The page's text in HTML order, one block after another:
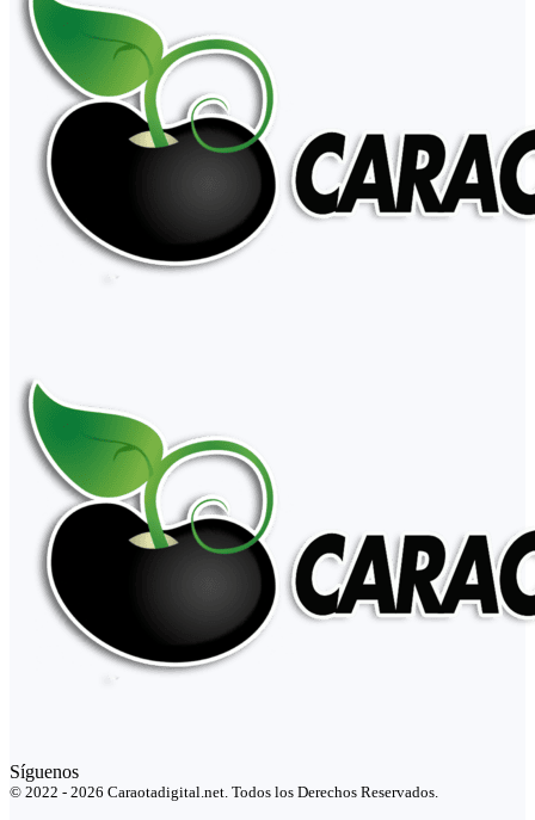
Síguenos
© 2022 - 2026 Caraotadigital.net. Todos los Derechos Reservados.